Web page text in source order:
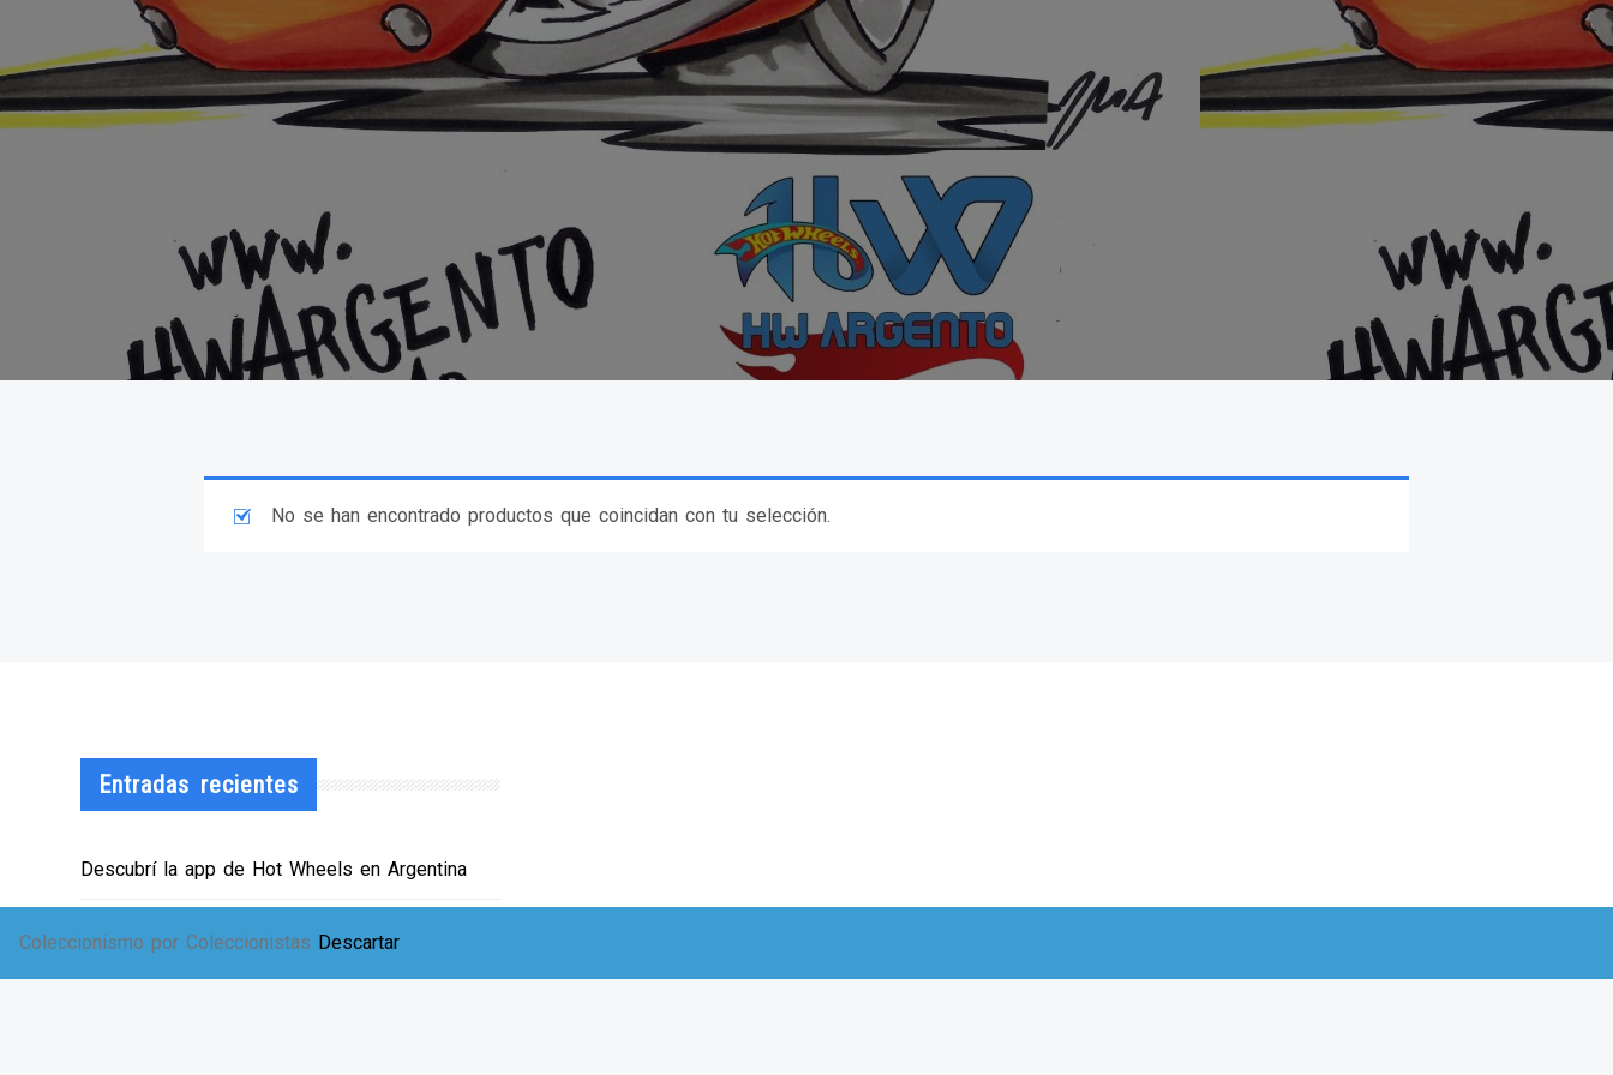
Coleccionismo por Coleccionistas Descartar
No se han encontrado productos que coincidan con tu selección.
Entradas recientes
Descubrí la app de Hot Wheels en Argentina
EXPO SOLIDARIA